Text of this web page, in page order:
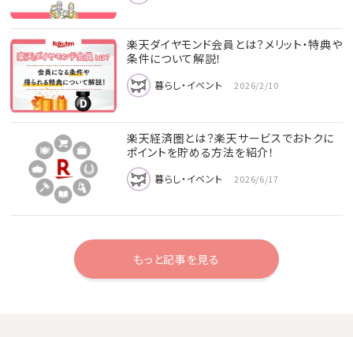
楽天ダイヤモンド会員とは？メリット・特典や
条件について解説！
暮らし・イベント 2026/2/10
楽天経済圏とは？楽天サービスでおトクに
ポイントを貯める方法を紹介！
暮らし・イベント 2026/6/17
もっと記事を見る